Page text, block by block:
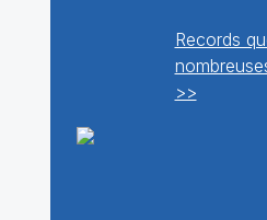
Records
>>